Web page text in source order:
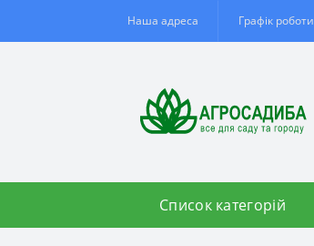
Наша адреса Графік роботи
Список категорій